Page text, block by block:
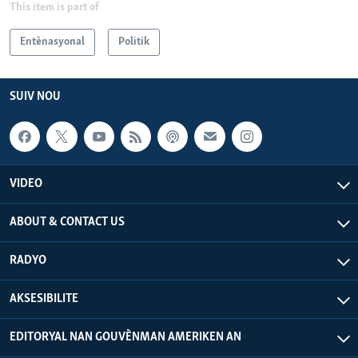
This item is part of
Entènasyonal Politik
SUIV NOU
VIDEO
ABOUT & CONTACT US
RADYO
AKSESIBILITE
EDITORYAL NAN GOUVÈNMAN AMERIKEN AN